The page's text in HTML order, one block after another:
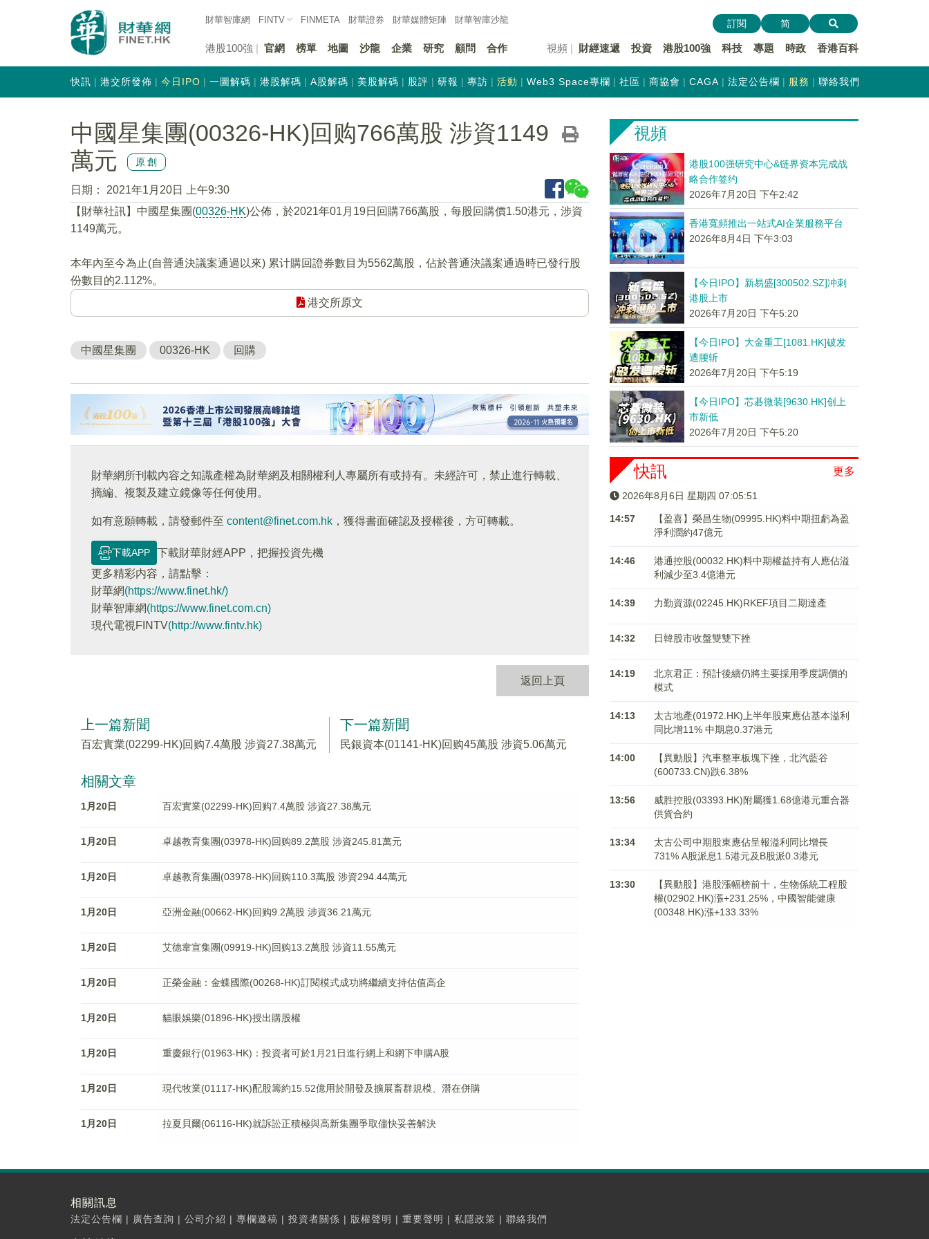
財華智庫網 FINTV FINMETA 財華證券 財華媒體矩陣 財華智庫沙龍
港股100強 官網 榜單 地圖 沙龍 企業 研究 顧問 合作 視頻 財經速遞 投資 港股100強 科技 專題 時政 香港百科
訂閱 简
快訊 港交所發佈 今日IPO 一圖解碼 港股解碼 A股解碼 美股解碼 股評 研報 專訪 活動 Web3 Space專欄 社區 商協會 CAGA 法定公告欄 服務 聯絡我們
中國星集團(00326-HK)回购766萬股 涉資1149
萬元
原創
日期：
2021年1月20日 上午9:30
【財華社訊】中國星集團(00326-HK)公佈，於2021年01月19日回購766萬股，每股回購價1.50港元，涉資
1149萬元。
本年內至今為止(自普通決議案通過以來) 累计購回證券數目为5562萬股，佔於普通決議案通過時已發行股
份數目的2.112%。
港交所原文
中國星集團 00326-HK 回購
財華網所刊載內容之知識產權為財華網及相關權利人專屬所有或持有。未經許可，禁止進行轉載、
摘編、複製及建立鏡像等任何使用。
如有意願轉載，請發郵件至 content@finet.com.hk ，獲得書面確認及授權後，方可轉載。
下載APP
下載財華財經APP，把握投資先機
更多精彩内容，請點擊：
財華網(https://www.finet.hk/)
財華智庫網(https://www.finet.com.cn)
現代電視FINTV(http://www.fintv.hk)
返回上頁
上一篇新聞
百宏實業(02299-HK)回购7.4萬股 涉資27.38萬元
下一篇新聞
民銀資本(01141-HK)回购45萬股 涉資5.06萬元
相關文章
1月20日 百宏實業(02299-HK)回购7.4萬股 涉資27.38萬元
1月20日 卓越教育集團(03978-HK)回购89.2萬股 涉資245.81萬元
1月20日 卓越教育集團(03978-HK)回购110.3萬股 涉資294.44萬元
1月20日 亞洲金融(00662-HK)回购9.2萬股 涉資36.21萬元
1月20日 艾德韋宣集團(09919-HK)回购13.2萬股 涉資11.55萬元
1月20日 正榮金融：金蝶國際(00268-HK)訂閱模式成功將繼續支持估值高企
1月20日 貓眼娛樂(01896-HK)授出購股權
1月20日 重慶銀行(01963-HK)：投資者可於1月21日進行網上和網下申購A股
1月20日 現代牧業(01117-HK)配股籌約15.52億用於開發及擴展畜群規模、潛在併購
1月20日 拉夏貝爾(06116-HK)就訴訟正積極與高新集團爭取儘快妥善解決
視頻
港股100强研究中心&链界资本完成战
略合作签约
2026年7月20日 下午2:42
香港寬頻推出一站式AI企業服務平台
2026年8月4日 下午3:03
【今日IPO】新易盛[300502.SZ]冲刺
港股上市
2026年7月20日 下午5:20
【今日IPO】大金重工[1081.HK]破发
遭腰斩
2026年7月20日 下午5:19
【今日IPO】芯碁微装[9630.HK]创上
市新低
2026年7月20日 下午5:20
更多
快訊
2026年8月6日 星期四 07:05:52
14:57
【盈喜】榮昌生物(09995.HK)料中期扭虧為盈
淨利潤約47億元
14:46
港通控股(00032.HK)料中期權益持有人應佔溢
利減少至3.4億港元
14:39 力勤資源(02245.HK)RKEF項目二期達產
14:32 日韓股市收盤雙雙下挫
14:19
北京君正：預計後續仍將主要採用季度調價的
模式
14:13
太古地產(01972.HK)上半年股東應佔基本溢利
同比增11% 中期息0.37港元
14:00
【異動股】汽車整車板塊下挫，北汽藍谷
(600733.CN)跌6.38%
13:56
威胜控股(03393.HK)附屬獲1.68億港元重合器
供貨合約
13:34
太古公司中期股東應佔呈報溢利同比增長
731% A股派息1.5港元及B股派0.3港元
13:30
【異動股】港股漲幅榜前十，生物係統工程股
權(02902.HK)漲+231.25%，中國智能健康
(00348.HK)漲+133.33%
相關訊息
法定公告欄 | 廣告查詢 | 公司介紹 | 專欄邀稿 | 投資者關係 | 版權聲明 | 重要聲明 | 私隱政策 | 聯絡我們